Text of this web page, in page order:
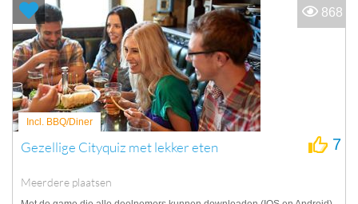
Incl. BBQ/Diner
Gezellige Cityquiz met lekker eten
Meerdere plaatsen
7
868